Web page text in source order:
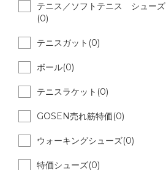
テニス／ソフトテニス シューズ
(0)
テニスガット(0)
ボール(0)
テニスラケット(0)
GOSEN売れ筋特価(0)
ウォーキングシューズ(0)
特価シューズ(0)